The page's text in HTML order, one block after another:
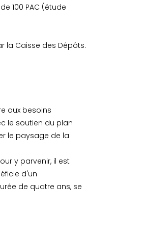
100 PAC (étude
la Caisse des Dépôts.
aux besoins
le soutien du plan
le paysage de la
y parvenir, il est
d'un
de quatre ans, se